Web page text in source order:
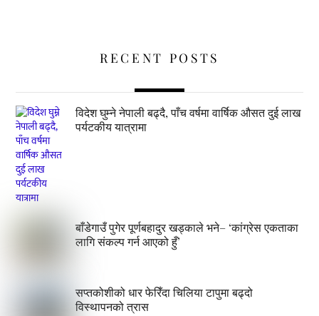
RECENT POSTS
विदेश घुम्ने नेपाली बढ्दै, पाँच वर्षमा वार्षिक औसत दुई लाख
पर्यटकीय यात्रामा
बाँडेगाउँ पुगेर पूर्णबहादुर खड्काले भने– ‘कांग्रेस एकताका
लागि संकल्प गर्न आएको हुँ’
सप्तकोशीको धार फेरिँदा चिलिया टापुमा बढ्दो
विस्थापनको त्रास